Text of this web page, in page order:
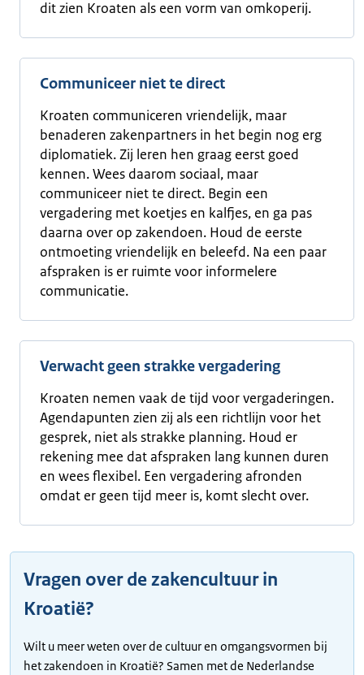
dit zien Kroaten als een vorm van omkoperij.
Communiceer niet te direct
Kroaten communiceren vriendelijk, maar
benaderen zakenpartners in het begin nog erg
diplomatiek. Zij leren hen graag eerst goed
kennen. Wees daarom sociaal, maar
communiceer niet te direct. Begin een
vergadering met koetjes en kalfjes, en ga pas
daarna over op zakendoen. Houd de eerste
ontmoeting vriendelijk en beleefd. Na een paar
afspraken is er ruimte voor informelere
communicatie.
Verwacht geen strakke vergadering
Kroaten nemen vaak de tijd voor vergaderingen.
Agendapunten zien zij als een richtlijn voor het
gesprek, niet als strakke planning. Houd er
rekening mee dat afspraken lang kunnen duren
en wees flexibel. Een vergadering afronden
omdat er geen tijd meer is, komt slecht over.
Vragen over de zakencultuur in
Kroatië?
Wilt u meer weten over de cultuur en omgangsvormen bij
het zakendoen in Kroatië? Samen met de Nederlandse